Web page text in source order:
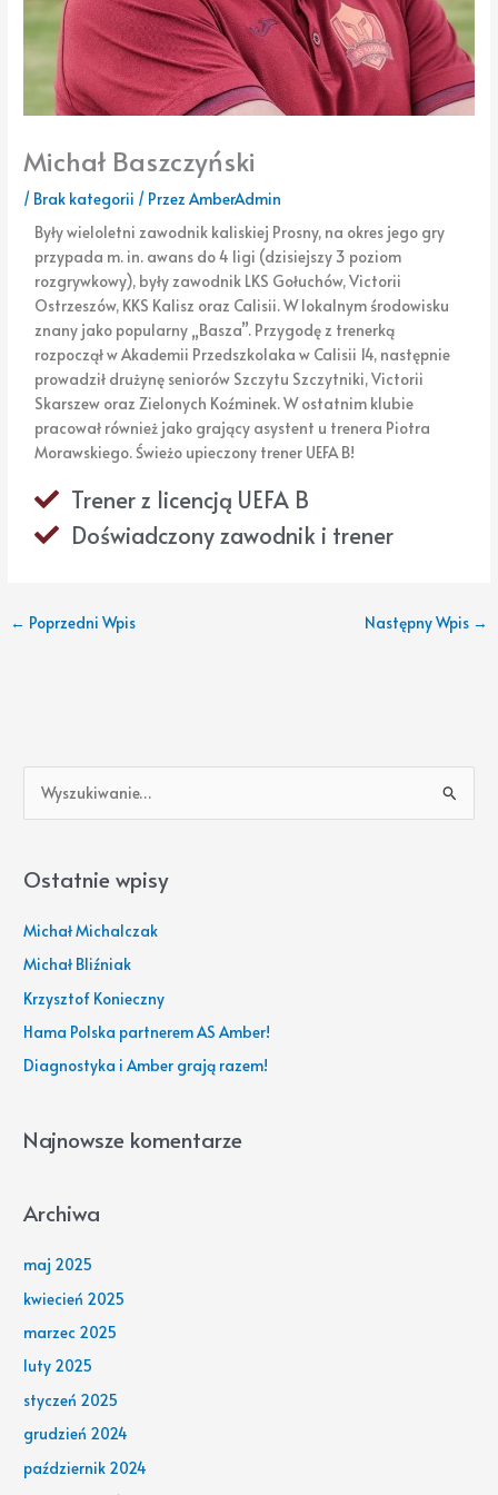
Michał Baszczyński
/ Brak kategorii / PrzezAmberAdmin
Były wieloletni zawodnik kaliskiej Prosny, na okres jego gry
przypada m. in. awans do 4 ligi (dzisiejszy 3 poziom
rozgrywkowy), były zawodnik LKS Gołuchów, Victorii
Ostrzeszów, KKS Kalisz oraz Calisii. W lokalnym środowisku
znany jako popularny „Basza”. Przygodę z trenerką
rozpoczął w Akademii Przedszkolaka w Calisii 14, następnie
prowadził drużynę seniorów Szczytu Szczytniki, Victorii
Skarszew oraz Zielonych Koźminek. W ostatnim klubie
pracował również jako grający asystent u trenera Piotra
Morawskiego. Świeżo upieczony trener UEFA B!
Trener z licencją UEFA B
Doświadczony zawodnik i trener
← Poprzedni Wpis Następny Wpis →
z
k
d
l
a
:
Ostatnie wpisy
Michał Michalczak
Michał Bliźniak
Krzysztof Konieczny
Hama Polska partnerem AS Amber!
Diagnostyka i Amber grają razem!
Najnowsze komentarze
Archiwa
maj 2025
kwiecień 2025
marzec 2025
luty 2025
styczeń 2025
grudzień 2024
październik 2024